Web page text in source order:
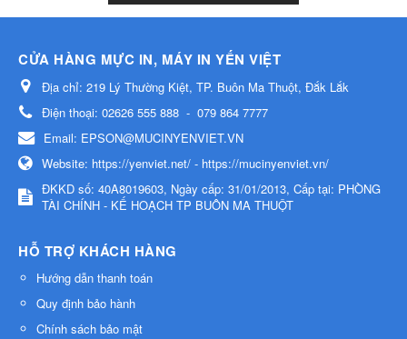
CỬA HÀNG MỰC IN, MÁY IN YẾN VIỆT
Địa chỉ: 219 Lý Thường Kiệt, TP. Buôn Ma Thuột, Đắk Lắk
Điện thoại: 02626 555 888 - 079 864 7777
Email: EPSON@MUCINYENVIET.VN
Website: https://yenviet.net/ - https://mucinyenviet.vn/
ĐKKD số: 40A8019603, Ngày cấp: 31/01/2013, Cấp tại: PHÒNG
TÀI CHÍNH - KẾ HOẠCH TP BUÔN MA THUỘT
HỖ TRỢ KHÁCH HÀNG
Hướng dẫn thanh toán
Quy định bảo hành
Chính sách bảo mật